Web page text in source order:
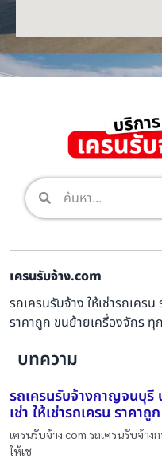
เครนรับจ้าง.com
รถเครนรับจ้าง ให้เช่ารถเคร
ราคาถูก ขนย้ายเครื่องจักร ทุ
บทความ
รถเครนรับจ้างกาญจนบุรี
เช่า ให้เช่ารถเครน ราคาถูก
เครนรับจ้าง.com รถเครนรับจ้า
ให้เช